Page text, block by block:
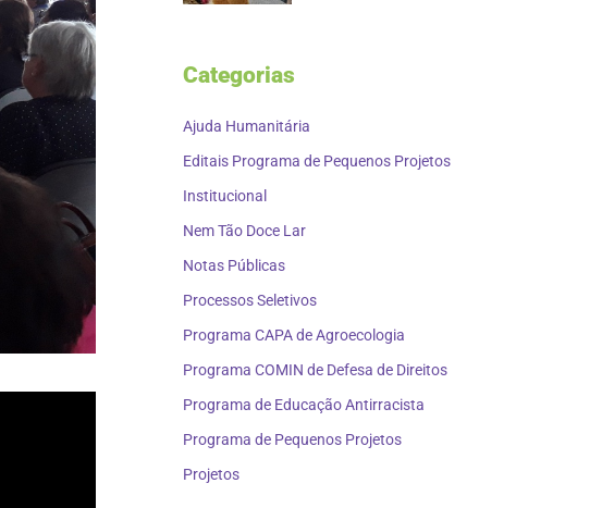
Categorias
Ajuda Humanitária
Editais Programa de Pequenos Projetos
Institucional
Nem Tão Doce Lar
Notas Públicas
Processos Seletivos
Programa CAPA de Agroecologia
Programa COMIN de Defesa de Direitos
Programa de Educação Antirracista
Programa de Pequenos Projetos
Projetos